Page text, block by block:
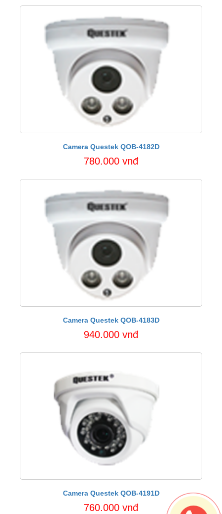
Camera Questek QOB-4182D
780.000 vnđ
Camera Questek QOB-4183D
940.000 vnđ
Camera Questek QOB-4191D
760.000 vnđ